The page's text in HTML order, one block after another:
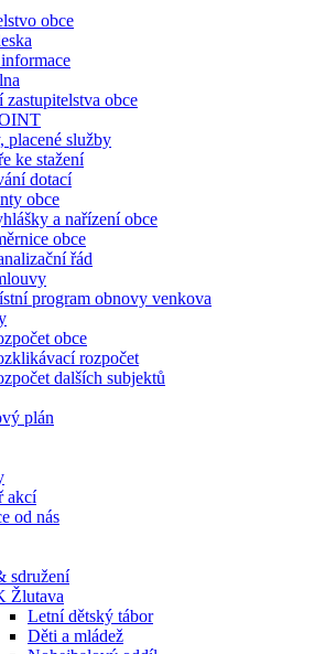
obce
zastupitelstva obce
placené služby
ke stažení
dotací
obce
a nařízení obce
obce
řád
program obnovy venkova
obce
rozpočet
dalších subjektů
plán
akcí
od nás
sdružení
Žlutava
Letní dětský tábor
Děti a mládež